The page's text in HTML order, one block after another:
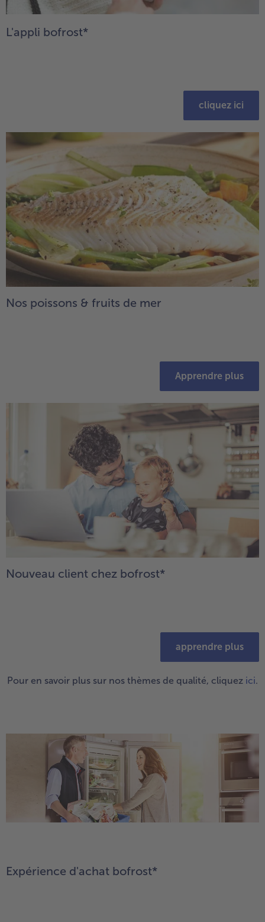
L'appli bofrost*
cliquez ici
Nos poissons & fruits de mer
Apprendre plus
Nouveau client chez bofrost*
apprendre plus
Pour en savoir plus sur nos thèmes de qualité, cliquez ici.
Expérience d'achat bofrost*